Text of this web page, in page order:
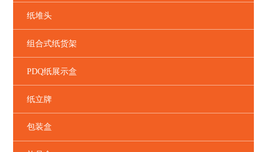
纸堆头
组合式纸货架
PDQ纸展示盒
纸立牌
包装盒